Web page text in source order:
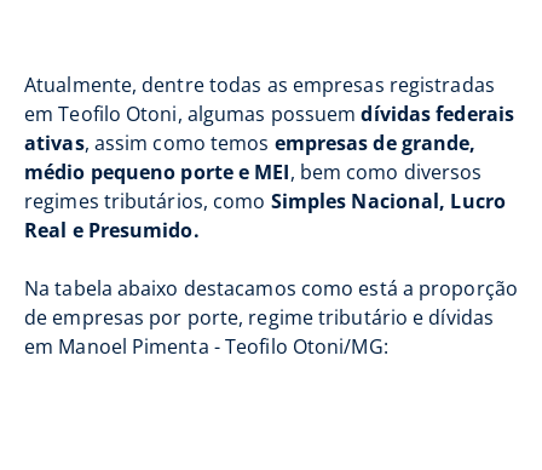
Atualmente, dentre todas as empresas registradas
em Teofilo Otoni, algumas possuemdívidas federais
ativas, assim como temos empresas de grande,
médio pequeno porte e MEI, bem como diversos
regimes tributários, como Simples Nacional, Lucro
Real e Presumido.
Na tabela abaixo destacamos como está a proporção
de empresas por porte, regime tributário e dívidas
em Manoel Pimenta - Teofilo Otoni/MG: